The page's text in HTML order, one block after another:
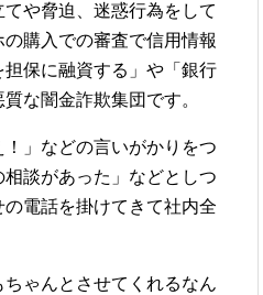
や脅迫、迷惑行為をして
購入での審査で信用情報
保に融資する」や「銀行
な闇金詐欺集団です。
」などの言いがかりをつ
談があった」などとしつ
電話を掛けてきて社内全
ゃんとさせてくれるなん